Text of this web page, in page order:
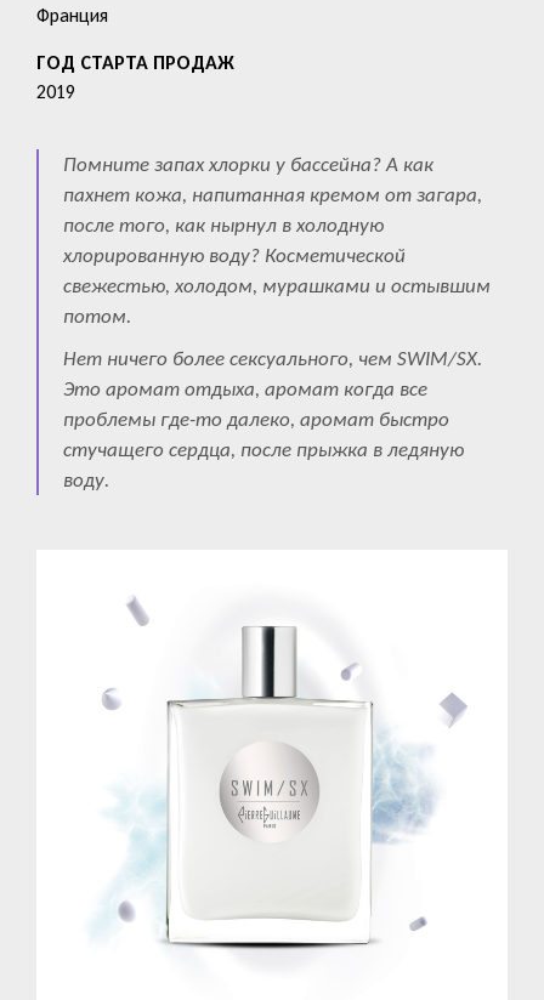
Франция
ГОД СТАРТА ПРОДАЖ
2019
Помните запах хлорки у бассейна? А как
пахнет кожа, напитанная кремом от загара,
после того, как нырнул в холодную
хлорированную воду? Косметической
свежестью, холодом, мурашками и остывшим
потом.
Нет ничего более сексуального, чем SWIM/SX.
Это аромат отдыха, аромат когда все
проблемы где-то далеко, аромат быстро
стучащего сердца, после прыжка в ледяную
воду.